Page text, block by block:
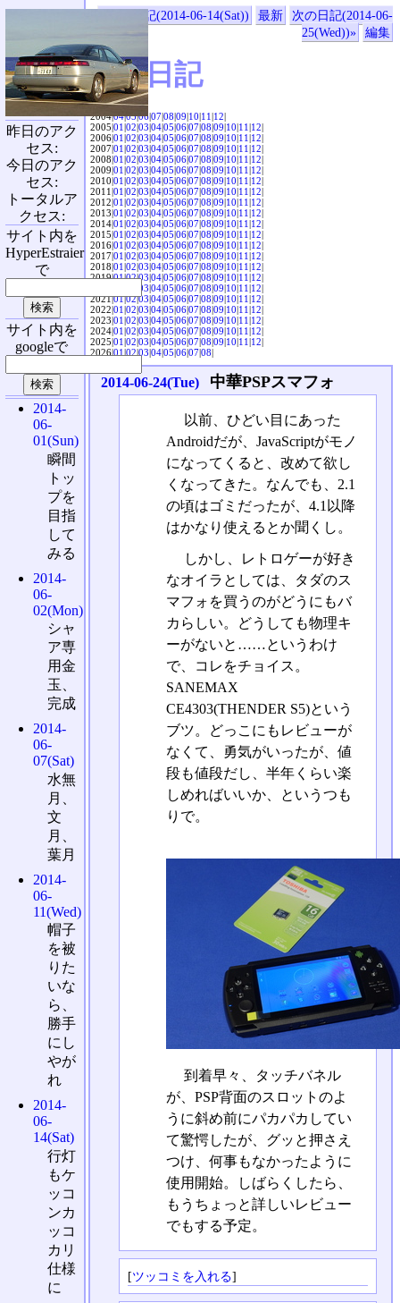
«前の日記(2014-06-14(Sat)) 最新
次の日記(2014-06-
25(Wed))»
編集
SVX日記
2004|04|05|06|07|08|09|10|11|12|
2005|01|02|03|04|05|06|07|08|09|10|11|12|
2006|01|02|03|04|05|06|07|08|09|10|11|12|
2007|01|02|03|04|05|06|07|08|09|10|11|12|
2008|01|02|03|04|05|06|07|08|09|10|11|12|
2009|01|02|03|04|05|06|07|08|09|10|11|12|
2010|01|02|03|04|05|06|07|08|09|10|11|12|
2011|01|02|03|04|05|06|07|08|09|10|11|12|
2012|01|02|03|04|05|06|07|08|09|10|11|12|
2013|01|02|03|04|05|06|07|08|09|10|11|12|
2014|01|02|03|04|05|06|07|08|09|10|11|12|
2015|01|02|03|04|05|06|07|08|09|10|11|12|
2016|01|02|03|04|05|06|07|08|09|10|11|12|
2017|01|02|03|04|05|06|07|08|09|10|11|12|
2018|01|02|03|04|05|06|07|08|09|10|11|12|
2019|01|02|03|04|05|06|07|08|09|10|11|12|
03|04|05|06|07|08|09|10|11|12|
2021|01|02|03|04|05|06|07|08|09|10|11|12|
2022|01|02|03|04|05|06|07|08|09|10|11|12|
2023|01|02|03|04|05|06|07|08|09|10|11|12|
2024|01|02|03|04|05|06|07|08|09|10|11|12|
2025|01|02|03|04|05|06|07|08|09|10|11|12|
2026|01|02|03|04|05|06|07|08|
2014-06-24(Tue) 中華PSPスマフォ
以前、ひどい目にあった
Androidだが、JavaScriptがモノ
になってくると、改めて欲し
くなってきた。なんでも、2.1
の頃はゴミだったが、4.1以降
はかなり使えるとか聞くし。
しかし、レトロゲーが好き
なオイラとしては、タダのス
マフォを買うのがどうにもバ
カらしい。どうしても物理キ
ーがないと……というわけ
で、コレをチョイス。
SANEMAX
CE4303(THENDER S5)という
ブツ。どっこにもレビューが
なくて、勇気がいったが、値
段も値段だし、半年くらい楽
しめればいいか、というつも
りで。
到着早々、タッチバネル
が、PSP背面のスロットのよ
うに斜め前にパカパカしてい
て驚愕したが、グッと押さえ
つけ、何事もなかったように
使用開始。しばらくしたら、
もうちょっと詳しいレビュー
でもする予定。
[ツッコミを入れる]
昨日のアク
セス:
今日のアク
セス:
トータルア
クセス:
サイト内を
HyperEstraier
で
サイト内を
googleで
2014-
06-
01(Sun)
瞬間
トッ
プを
目指
して
みる
2014-
06-
02(Mon)
シャ
ア専
用金
玉、
完成
2014-
06-
07(Sat)
水無
月、
文
月、
葉月
2014-
06-
11(Wed)
帽子
を被
りた
いな
ら、
勝手
にし
やが
れ
2014-
06-
14(Sat)
行灯
もケ
ッコ
ンカ
ッコ
カリ
仕様
に